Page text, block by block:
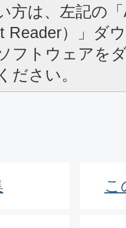
方は、左記の
Reader）」ダ
フトウェアを
ださい。
こ